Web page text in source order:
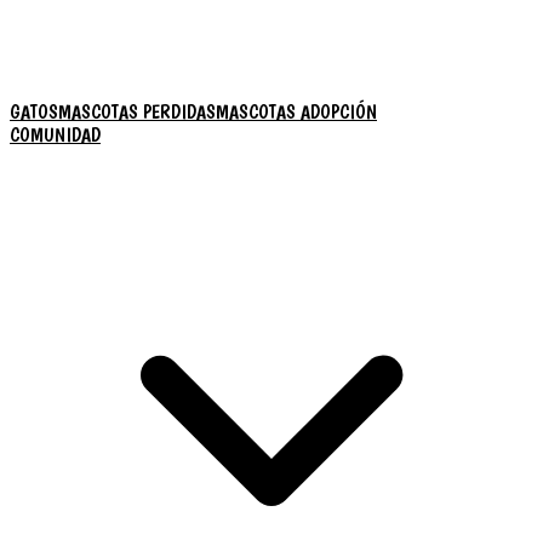
GATOSMASCOTAS PERDIDASMASCOTAS ADOPCIÓN
COMUNIDAD